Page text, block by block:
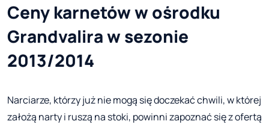
Ceny karnetów w ośrodku
Grandvalira w sezonie
2013/2014
Narciarze, którzy już nie mogą się doczekać chwili, w której
założą narty i ruszą na stoki, powinni zapoznać się z ofertą